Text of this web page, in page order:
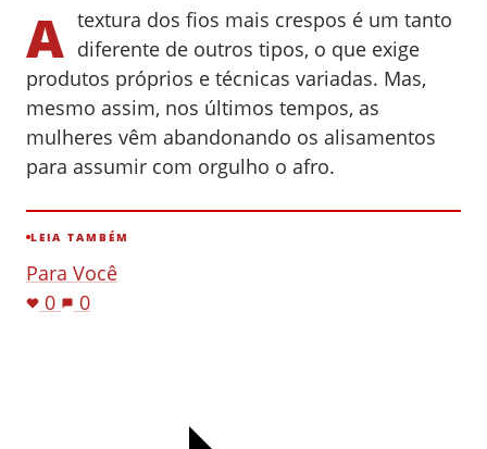
A textura dos fios mais crespos é um tanto
diferente de outros tipos, o que exige
produtos próprios e técnicas variadas. Mas,
mesmo assim, nos últimos tempos, as
mulheres vêm abandonando os alisamentos
para assumir com orgulho o afro.
LEIA TAMBÉM
Para Você
0
0